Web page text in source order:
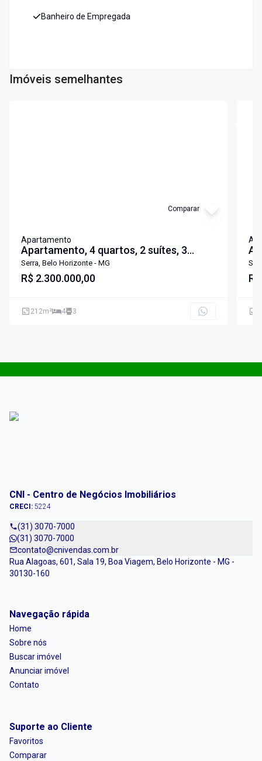
Banheiro de Empregada
Imóveis semelhantes
Comparar
Apartamento
Apartamento, 4 quartos, 2 suítes, 3
vagas
Serra, Belo Horizonte - MG
R$ 2.300.000,00
212m² 4 3
CNI - Centro de Negócios Imobiliários
CRECI: 5224
(31) 3070-7000
(31) 3070-7000
contato@cnivendas.com.br
Rua Alagoas, 601, Sala 19, Boa Viagem, Belo Horizonte - MG -
30130-160
Navegação rápida
Home
Sobre nós
Buscar imóvel
Anunciar imóvel
Contato
Suporte ao Cliente
Favoritos
Comparar